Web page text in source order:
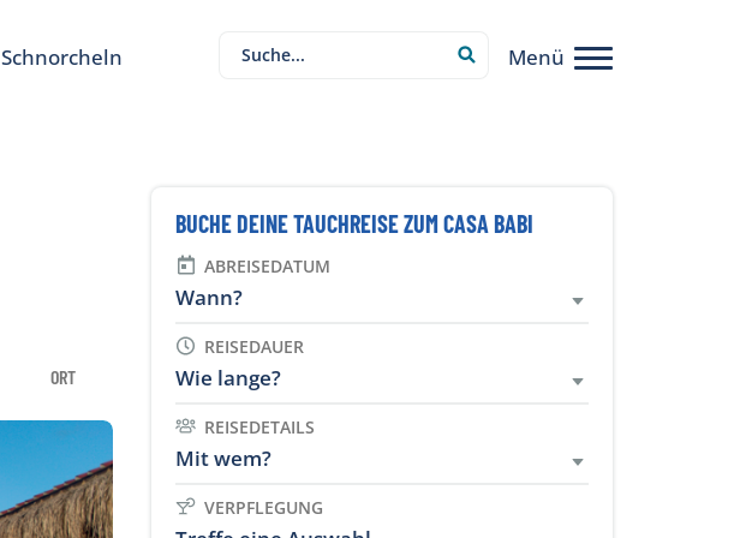
Schnorcheln Menü
ORT
BUCHE DEINE TAUCHREISE ZUM CASA BABI
ABREISEDATUM
Wann?
REISEDAUER
Wie lange?
REISEDETAILS
Mit wem?
VERPFLEGUNG